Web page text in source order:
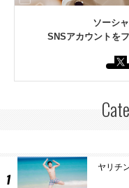
ソーシ
SNSアカウントを
ヤリチ